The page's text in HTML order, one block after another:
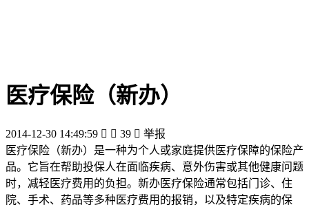
医疗保险（新办）
2014-12-30 14:49:59   39  举报
医疗保险（新办）是一种为个人或家庭提供医疗保障的保险产
品。它旨在帮助投保人在面临疾病、意外伤害或其他健康问题
时，减轻医疗费用的负担。新办医疗保险通常包括门诊、住
院、手术、药品等多种医疗费用的报销，以及特定疾病的保